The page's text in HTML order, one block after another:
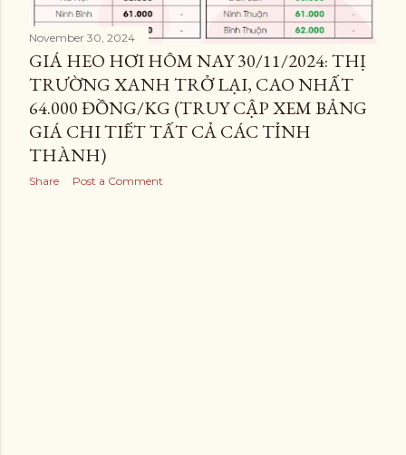
November 30, 2024
GIÁ HEO HƠI HÔM NAY 30/11/2024: THỊ
TRƯỜNG XANH TRỞ LẠI, CAO NHẤT
64.000 ĐỒNG/KG (TRUY CẬP XEM BẢNG
GIÁ CHI TIẾT TẤT CẢ CÁC TỈNH
THÀNH)
Share Post a Comment